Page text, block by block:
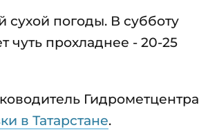
погоды. В субботу
чуть прохладнее - 20-25
Гидрометцентра
в Татарстане.